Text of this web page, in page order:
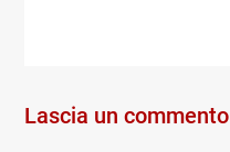
Lascia un commento